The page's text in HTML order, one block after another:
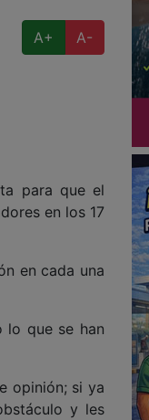
A+
A-
para que el
en los 17
en cada una
lo que se han
opinión; si ya
y les